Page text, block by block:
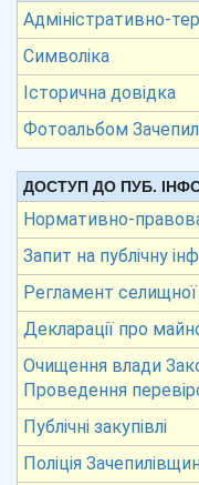
Адміністративно-
Символіка
Історична довідка
Фотоальбом
ДОСТУП ДО ПУБ.
Нормативно-
Запит на публічну
Регламент
Декларації про
Очищення влади
Проведення
Публічні закупівлі
Поліція